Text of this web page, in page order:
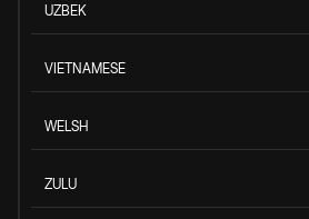
UZBEK
VIETNAMESE
WELSH
ZULU